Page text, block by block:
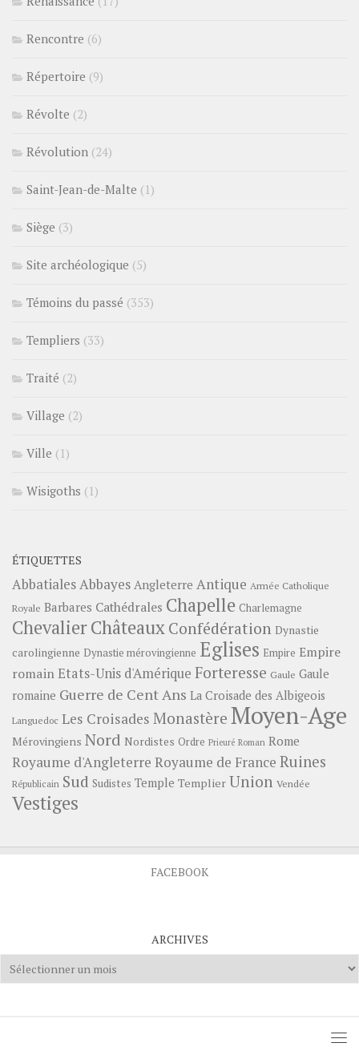
Rencontre (6)
Répertoire (9)
Révolte (2)
Révolution (24)
Saint-Jean-de-Malte (1)
Siège (3)
Site archéologique (5)
Témoins du passé (353)
Templiers (33)
Traité (2)
Village (2)
Ville (1)
Wisigoths (1)
ÉTIQUETTES
Abbatiales Abbayes Angleterre Antique Armée Catholique
Royale Barbares Cathédrales Chapelle Charlemagne
ChevalierChâteauxConfédération Dynastie
carolingienne Dynastie mérovingienne Eglises Empire Empire
romainEtats-Unis d'Amérique Forteresse Gaule Gaule
romaine Guerre de Cent Ans La Croisade des Albigeois
Languedoc Les Croisades Monastère Moyen-Age
Mérovingiens Nord Nordistes Ordre Prieuré Roman Rome
Royaume d'Angleterre Royaume de France Ruines
Républicain Sud Sudistes Temple Templier Union Vendée
Vestiges
FACEBOOK
ARCHIVES
Archives